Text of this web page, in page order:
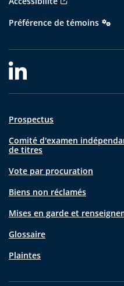
Préférence de témoins
Prospectus
Comité d'examen
de titres
Vote par procuration
Biens non réclamés
Mises en garde et
Glossaire
Plaintes